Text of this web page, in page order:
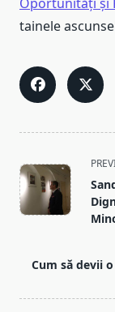
tainele
<span
class="nav-
subtitle
screen-
text">Page</
Cum să devii